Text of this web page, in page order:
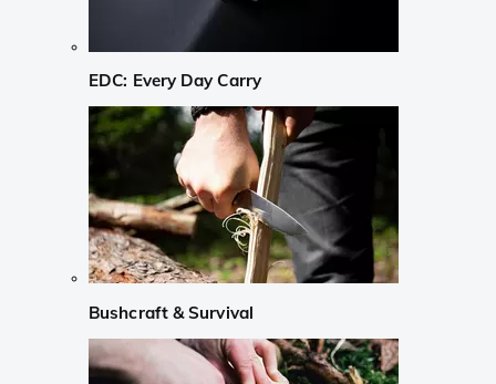
EDC: Every Day Carry
Bushcraft & Survival